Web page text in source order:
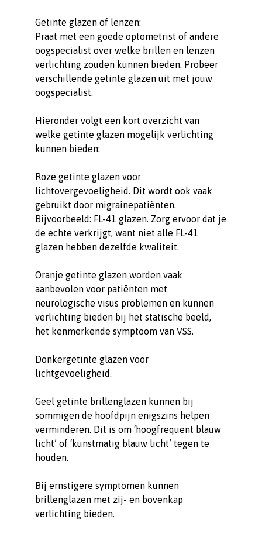
Getinte glazen of lenzen:
Praat met een goede optometrist of andere
oogspecialist over welke brillen en lenzen
verlichting zouden kunnen bieden. Probeer
verschillende getinte glazen uit met jouw
oogspecialist.
Hieronder volgt een kort overzicht van
welke getinte glazen mogelijk verlichting
kunnen bieden:
Roze getinte glazen voor
lichtovergevoeligheid. Dit wordt ook vaak
gebruikt door migrainepatiënten.
Bijvoorbeeld: FL-41 glazen. Zorg ervoor dat je
de echte verkrijgt, want niet alle FL-41
glazen hebben dezelfde kwaliteit.
Oranje getinte glazen worden vaak
aanbevolen voor patiënten met
neurologische visus problemen en kunnen
verlichting bieden bij het statische beeld,
het kenmerkende symptoom van VSS.
Donkergetinte glazen voor
lichtgevoeligheid.
Geel getinte brillenglazen kunnen bij
sommigen de hoofdpijn enigszins helpen
verminderen. Dit is om ‘hoogfrequent blauw
licht’ of ‘kunstmatig blauw licht’ tegen te
houden.
Bij ernstigere symptomen kunnen
brillenglazen met zij- en bovenkap
verlichting bieden.